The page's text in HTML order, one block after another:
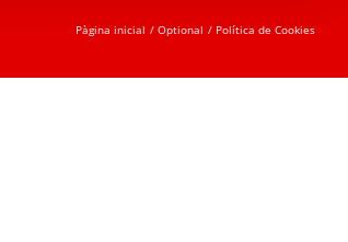
Pàgina inicial Optional Política de Cookies